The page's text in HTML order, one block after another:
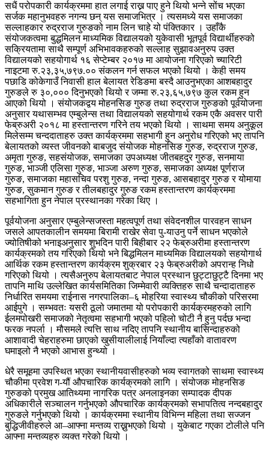
सधैं परोपकारी कार्यक्रममा हात लगाई राख्न पाए हुने थियो भन्ने सोंच भएका
सर्जक महानुभवहरु नगन्य छन् यस समाजभित्र । त्यसमध्ये यस समाजका
सल्लाहकार रुद्रराज गुरुङको नाम लिन चाहे यो पंक्तिकार । उहाँकै
संयोजकत्वमा बुद्धमिलन माध्यमिक विद्यालयको युकेवासी भूतपूर्व विद्यार्थीहरुको
सक्रियतामा साथै सम्पूर्ण अभिभावकहरुको सल्लाह सुझावअनुरुप उक्त
विद्यालयको सहयोगार्थ १६ सेप्टेम्बर २०१७ मा आयोजना गरिएको च्यारिटी
नाइटमा रु.२३,३५,७९७.०० संकलन गर्न सफल भएको थियो । केही समय
पछाडि कोकेगाउँ निवासी हाल बेलायत रेडिङमा बस्दै आउनुभएका आशबहादुर
गुरुङले रु ३०,००० दिनुभएको थियो र जम्मा रु.२३,६५,७९७ कुल रकम हुन
आएको थियो । संयोजकद्वय मोहनसिङ गुरुङ तथा रुद्रराज गुरुङको पूर्वयोजना
अनुसार यथासम्भव एम्बुलेन्स तथा विद्यालयको सहयोगार्थ रकम एकै अवसर पारी
फेब्रुअरी २०१८ मा हस्तान्तरण गरिने तय भएको थियो । साथमा समय अनुकूल
मिलेसम्म चन्ददाताहरु उक्त कार्यक्रममा सहभागी हुन अनुरोध गरिएको भए तापनि
बेलायतको व्यस्त जीवनको बाबजुद संयोजक मोहनसिङ गुरुङ, रुद्रराज गुरुङ,
अमृता गुरुङ, सहसंयोजक, समाजका उपअध्यक्ष जीतबहदुर गुरुङ, सनमाया
गुरुङ, भाञ्जी एलिसा गुरुङ, भाञ्जा अरुण गुरुङ, समाजका अध्यक्ष पूर्णराज
गुरुङ, समाजका महासचिव परशु गुरुङ, नन्दा गुरुङ, आसबहादुर गुरुङ र योमाया
गुरुङ, सुकमान गुरुङ र तीलबहादुर गुरुङ रकम हस्तान्तरण कार्यक्रममा
सहभागिता हुन नेपाल प्रस्थानका गरेका थिए ।
पूर्वयोजना अनुसार एम्बुलेन्सजस्ता महत्वपूर्ण तथा संवेदनशील पारवहन साधन
जसले आपतकालीन समयमा बिरामी राखेर सेवा पु-याउनु पर्ने साधन भएकोले
ज्योतिषीको भनाइअनुसार शुभदिन पारी बिहीबार २२ फेब्रुअरीमा हस्तान्तरण
कार्यक्रमको तय गरिएको थियो भने बिद्धमिलन माध्यमिक विद्यालयको सहयोगार्थ
आर्थिक रकम हस्तान्तरण कार्यक्रम शुक्रबार २३ फेब्रुअरीको अपरान्ह निधो
गरिएको थियो । त्यसैअनुरुप बेलायतबाट नेपाल प्रस्थान छुट्टाछुट्टै दिनमा भए
तापनि माथि उल्लेखित कार्यसमितिका जिम्मेवारी व्यक्तिहरु साथै चन्दादाताहरु
निर्धारित समयमा राईनास नगरपालिका–६ मोहरिया स्वास्थ्य चौकीको परिसरमा
आईपुगे । सम्भवतः यसरी ठूलो जमातमा यो परोपकारी कार्यक्रमहरुको लागि
ईलमपोखरी समाजको नेतृत्वमा सहभागी भएको पहिलो चोटी नै हुनु पर्दछ भन्दा
फरक नपर्ला । मौसमले त्यत्ति साथ नदिए तापनि स्थानीय बासिन्दाहरुको
आशावादी चेहराहरुमा छाएको खुसीयालीलाई नियाँल्दा त्यहाँको वातावरण
घमाइलो नै भएको आभास हुन्थ्यो ।
धेरै समूहमा उपस्थित भएका स्थानीयवासीहरुको भव्य स्वागतको साथमा स्वास्थ्य
चौकीमा प्रवेश ग-यौं औपचारिक कार्यक्रमको लागि । संयोजक मोहनसिङ
गुरुङको प्रमुख आतिथ्यमा नागरिक पत्र अनलाइनका सम्पादक दीपक
अधिकारीले सञ्चालन गर्नुभएको औपचारिक कार्यक्रमको सभापतित्व नन्दबहादुर
गुरुङले गर्नुभएको थियो । कार्यक्रममा स्थानीय विभिन्न महिला तथा सज्जन
बुद्धिजीवीहरुले आ–आफ्ना मन्तव्य राख्नुभएको थियो । युकेबाट गएका टोलीले पनि
आफ्ना मन्तव्यहरु व्यक्त गरेको थियो ।